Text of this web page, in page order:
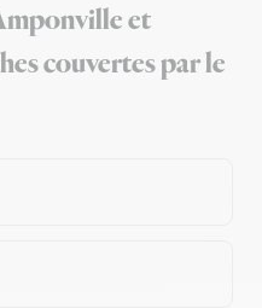
et
couvertes par le